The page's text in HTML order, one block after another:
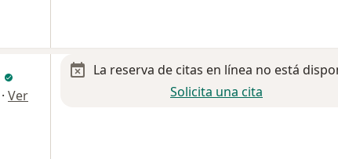
· Ver
La reserva de citas en línea no está
Solicita una cita